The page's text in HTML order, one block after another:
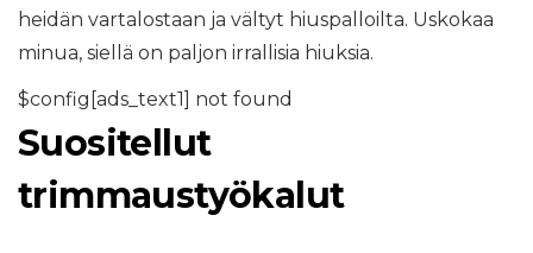
heidän vartalostaan ​​ja vältyt hiuspalloilta. Uskokaa
minua, siellä on paljon irrallisia hiuksia.
$config[ads_text1] not found
Suositellut
trimmaustyökalut